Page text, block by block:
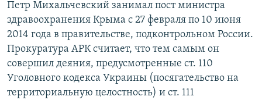
​Петр Михальчевский занимал пост министра
здравоохранения Крыма с 27 февраля по 10 июня
2014 года в правительстве, подконтрольном России.
Прокуратура АРК считает, что тем самым он
совершил деяния, предусмотренные ст. 110
Уголовного кодекса Украины (посягательство на
территориальную целостность) и ст. 111